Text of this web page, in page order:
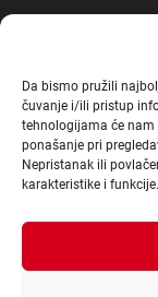
Da bismo pružili
čuvanje i/ili pristup
tehnologijama će
ponašanje pri
Nepristanak ili
karakteristike i funkcije.